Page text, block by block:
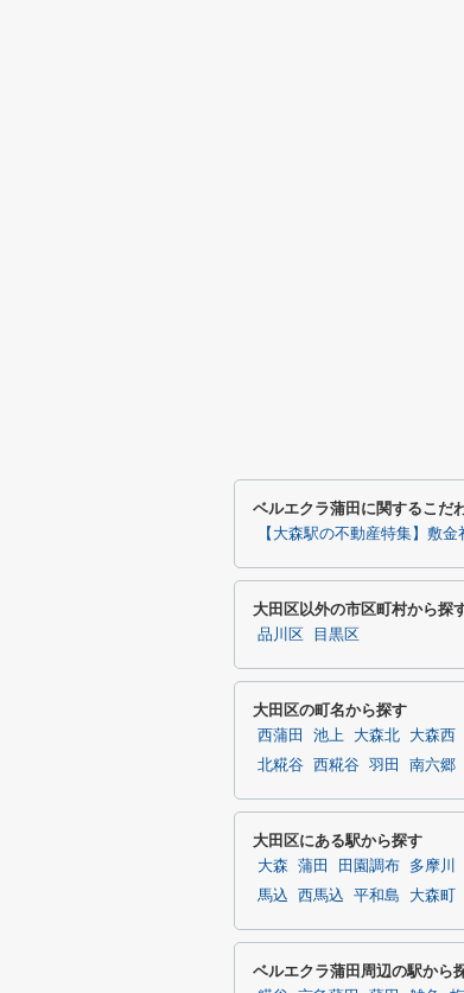
ベルエクラ蒲田に関するこだ
【大森駅の不動産特集】敷金
大田区以外の市区町村から探
品川区 目黒区
大田区の町名から探す
西蒲田 池上 大森北 大森西
北糀谷
西糀谷 羽田 南六郷
大田区にある駅から探す
大森 蒲田 田園調布 多摩川
馬込
西馬込 平和島 大森町
ベルエクラ蒲田周辺の駅から